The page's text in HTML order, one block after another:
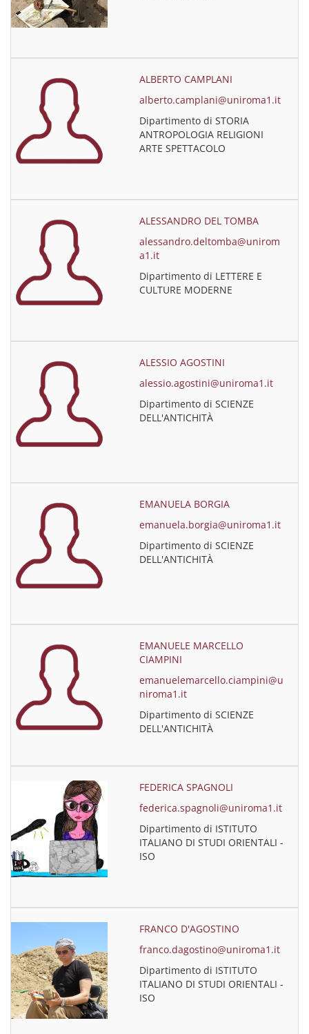
ALBERTO CAMPLANI
alberto.camplani@uniroma1.it
Dipartimento di STORIA
ANTROPOLOGIA RELIGIONI
ARTE SPETTACOLO
ALESSANDRO DEL TOMBA
alessandro.deltomba@unirom
a1.it
Dipartimento di LETTERE E
CULTURE MODERNE
ALESSIO AGOSTINI
alessio.agostini@uniroma1.it
Dipartimento di SCIENZE
DELL'ANTICHITÀ
EMANUELA BORGIA
emanuela.borgia@uniroma1.it
Dipartimento di SCIENZE
DELL'ANTICHITÀ
EMANUELE MARCELLO
CIAMPINI
emanuelemarcello.ciampini@u
niroma1.it
Dipartimento di SCIENZE
DELL'ANTICHITÀ
FEDERICA SPAGNOLI
federica.spagnoli@uniroma1.it
Dipartimento di ISTITUTO
ITALIANO DI STUDI ORIENTALI -
ISO
FRANCO D'AGOSTINO
franco.dagostino@uniroma1.it
Dipartimento di ISTITUTO
ITALIANO DI STUDI ORIENTALI -
ISO